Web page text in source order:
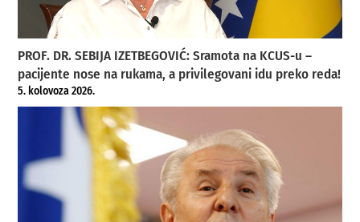
PROF. DR. SEBIJA IZETBEGOVIĆ: Sramota na KCUS-u –
pacijente nose na rukama, a privilegovani idu preko reda!
5. kolovoza 2026.